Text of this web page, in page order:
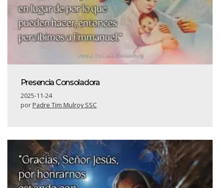
Presencia Consoladora
2025-11-24
porPadre Tim Mulroy SSC